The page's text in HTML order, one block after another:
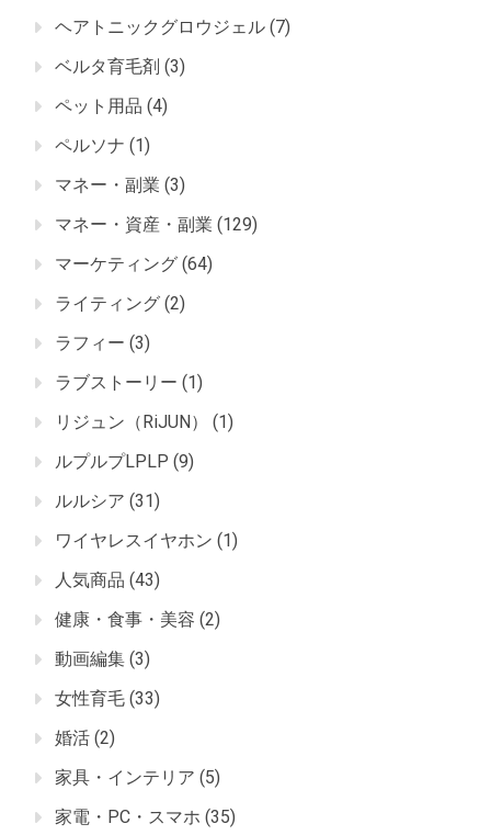
ヘアトニックグロウジェル (7)
ベルタ育毛剤 (3)
ペット用品 (4)
ペルソナ (1)
マネー・副業 (3)
マネー・資産・副業 (129)
マーケティング (64)
ライティング (2)
ラフィー (3)
ラブストーリー (1)
リジュン（RiJUN）
(1)
ルプルプLPLP (9)
ルルシア (31)
ワイヤレスイヤホン (1)
人気商品 (43)
健康・食事・美容 (2)
動画編集 (3)
女性育毛 (33)
婚活 (2)
家具・インテリア (5)
家電・PC・スマホ (35)